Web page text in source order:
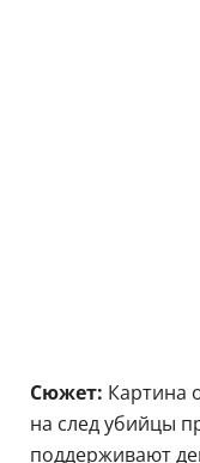
Сюжет: Картина
на след убийцы
поддерживают